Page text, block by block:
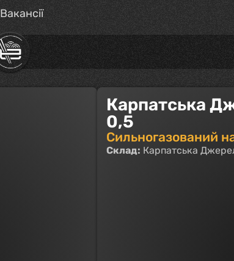
Вакансії
Карпатська
0,5
Сильногазований
Склад: Карпатська